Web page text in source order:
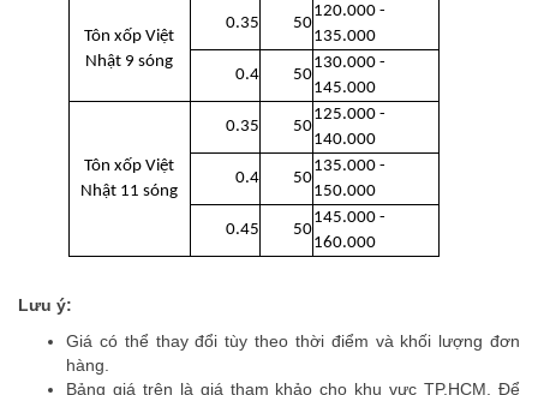
Tôn xốp Việt
Nhật 9 sóng
0.35 50
120.000 -
135.000
0.4 50
130.000 -
145.000
Tôn xốp Việt
Nhật 11 sóng
0.35 50
125.000 -
140.000
0.4 50
135.000 -
150.000
0.45 50
145.000 -
160.000
Lưu ý:
Giá có thể thay đổi tùy theo thời điểm và khối lượng đơn
hàng.
Bảng giá trên là giá tham khảo cho khu vực TP.HCM. Để